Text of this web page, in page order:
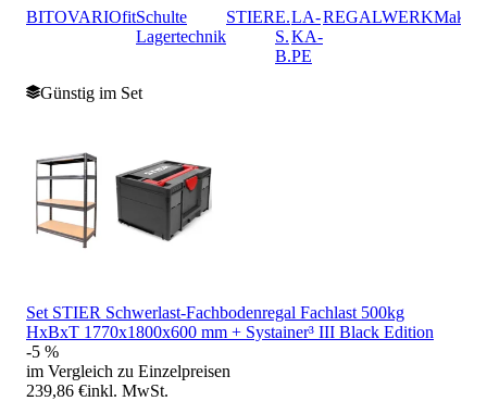
BITOVARIOfitSchulte
Lagertechnik
STIERE.
S.
B.
LA-
KA-
PE
REGALWERKMakita
Günstig im Set
Set STIER Schwerlast-Fachbodenregal Fachlast 500kg
HxBxT 1770x1800x600 mm + Systainer³ III Black Edition
-5 %
im Vergleich zu Einzelpreisen
239,86 €inkl. MwSt.